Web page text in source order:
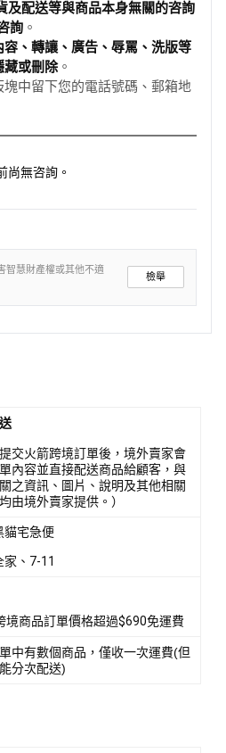
及配送等與商品本身無關的咨詢
詢 。
容、轉讓、廣告、辱罵、洗版等
藏或刪除。
中留下您的電話號碼、郵箱地
尚無咨詢。
智慧財產權或其他不適
檢舉
提交火箭跨境訂單後，境外賣家會
內容並直接配送商品給顧客，與
之資訊、圖片、說明及其他相關
由境外賣家提供。）
貓宅急便
家、7-11
境商品訂單價格超過$690免運費
中有數個商品，僅收一次運費(但
分次配送)